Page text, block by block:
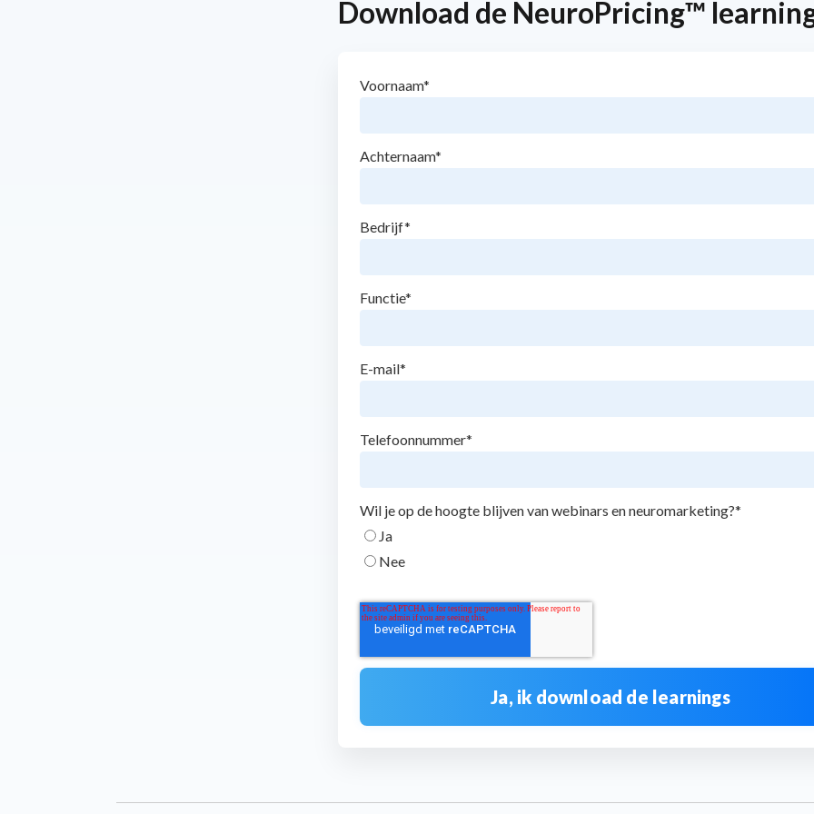
Download de NeuroPricing™
Voornaam*
Achternaam*
Bedrijf*
Functie*
E-mail*
Telefoonnummer*
Wil je op de hoogte blijven van webinars en neuromarketing?*
Ja
Nee